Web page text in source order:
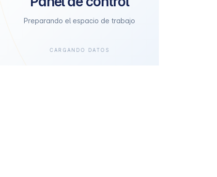
Preparando el espacio de trabajo
CARGANDO DATOS